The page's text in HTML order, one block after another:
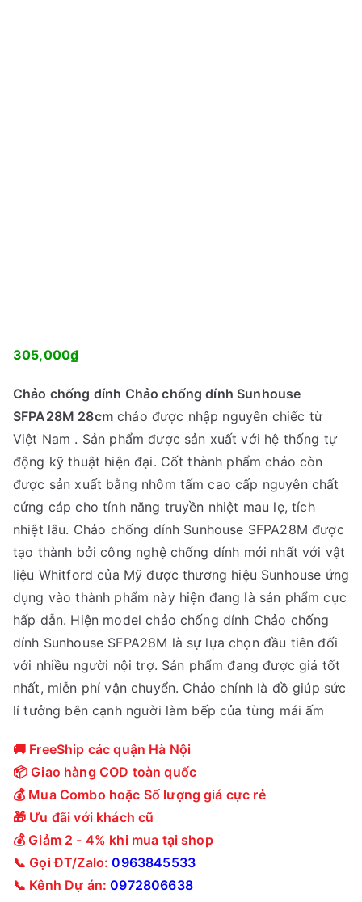
305,000₫
Chảo chống dính Chảo chống dính Sunhouse
SFPA28M 28cmchảo được nhập nguyên chiếc từ
Việt Nam . Sản phẩm được sản xuất với hệ thống tự
động kỹ thuật hiện đại. Cốt thành phẩm chảo còn
được sản xuất bằng nhôm tấm cao cấp nguyên chất
cứng cáp cho tính năng truyền nhiệt mau lẹ, tích
nhiệt lâu. Chảo chống dính Sunhouse SFPA28M được
tạo thành bởi công nghệ chống dính mới nhất với vật
liệu Whitford của Mỹ được thương hiệu Sunhouse ứng
dụng vào thành phẩm này hiện đang là sản phẩm cực
hấp dẫn. Hiện model chảo chống dính Chảo chống
dính Sunhouse SFPA28M là sự lựa chọn đầu tiên đối
với nhiều người nội trợ. Sản phẩm đang được giá tốt
nhất, miễn phí vận chuyển. Chảo chính là đồ giúp sức
lí tưởng bên cạnh người làm bếp của từng mái ấm
🚚 FreeShip các quận Hà Nội
📦 Giao hàng COD toàn quốc
💰 Mua Combo hoặc Số lượng giá cực rẻ
🎁 Ưu đãi với khách cũ
💰 Giảm 2 - 4% khi mua tại shop
📞 Gọi ĐT/Zalo:0963845533
📞 Kênh Dự án:0972806638